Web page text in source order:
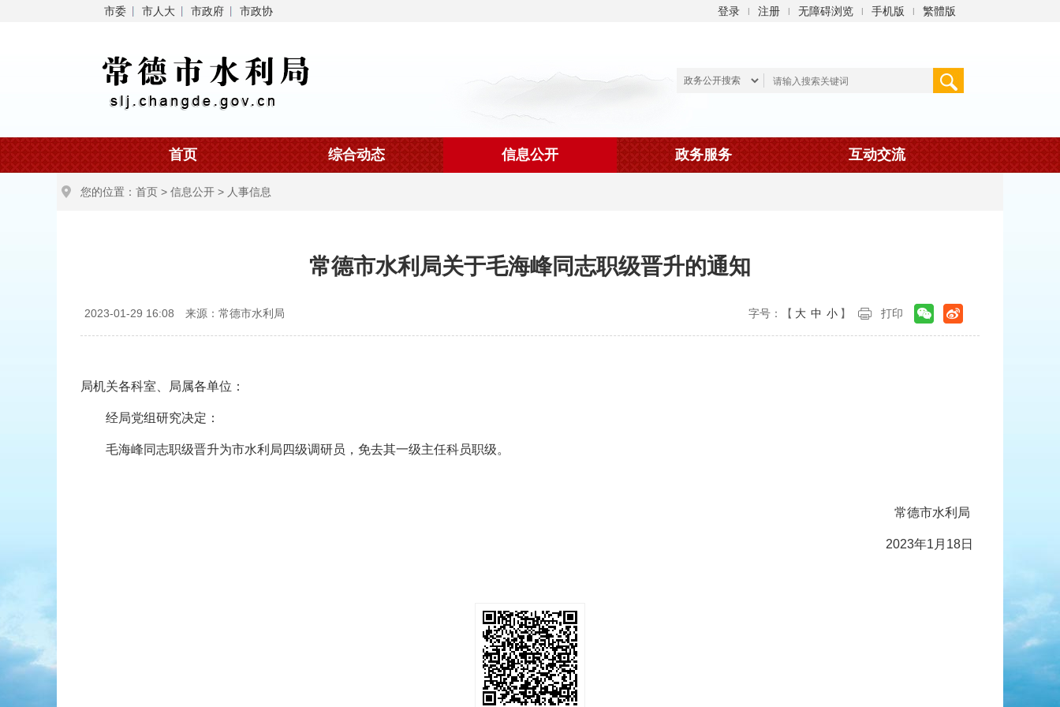
市委 市人大 市政府 市政协 登录 | 注册 | 无障碍浏览 | 手机版 | 繁體版
首页 综合动态 信息公开 政务服务 互动交流
您的位置： 首页 > 信息公开 > 人事信息
常德市水利局关于毛海峰同志职级晋升的通知
2023-01-29 16:08 来源：常德市水利局 字号：【 大 中 小 】 打印
局机关各科室、局属各单位：
经局党组研究决定：
毛海峰同志职级晋升为市水利局四级调研员，免去其一级主任科员职级。
常德市水利局
2023年1 月 18日